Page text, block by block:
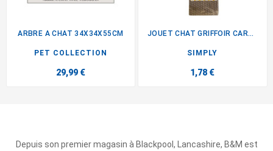
ARBRE A CHAT 34X34X55CM
PET COLLECTION
29,99 €
JOUET CHAT GRIFFOIR CARTON
SIMPLY
1,78 €
Depuis son premier magasin à Blackpool, Lancashire, B&M est